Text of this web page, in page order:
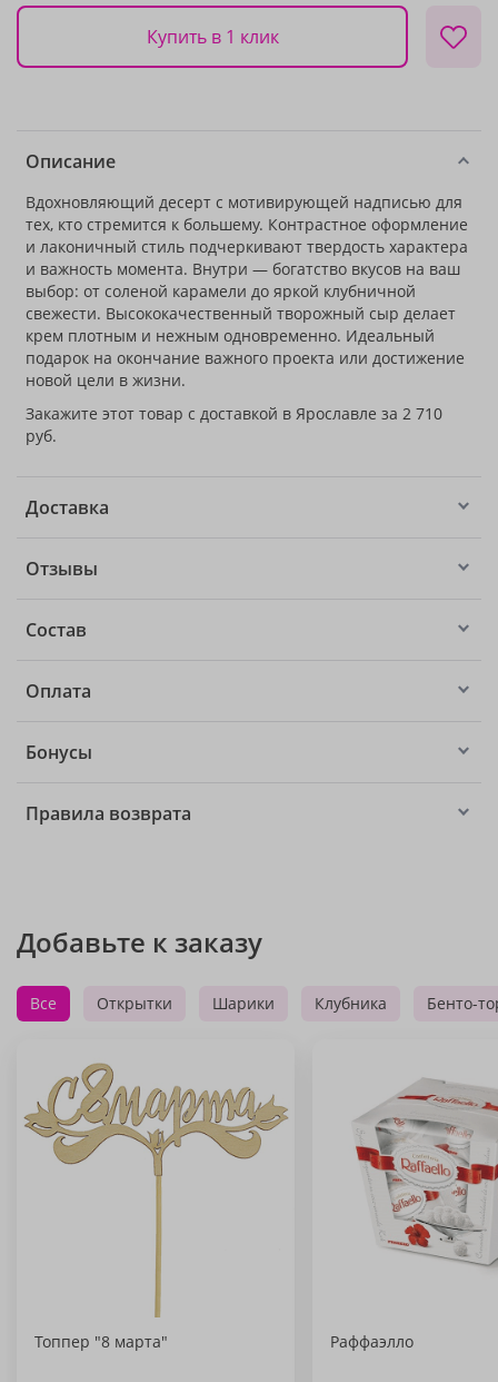
Купить в 1 клик
Описание
Вдохновляющий десерт с мотивирующей надписью для
тех, кто стремится к большему. Контрастное оформление
и лаконичный стиль подчеркивают твердость характера
и важность момента. Внутри — богатство вкусов на ваш
выбор: от соленой карамели до яркой клубничной
свежести. Высококачественный творожный сыр делает
крем плотным и нежным одновременно. Идеальный
подарок на окончание важного проекта или достижение
новой цели в жизни.
Закажите этот товар с доставкой в Ярославле за 2 710
руб.
Доставка
Отзывы
Состав
Оплата
Бонусы
Правила возврата
Добавьте к заказу
Все Открытки Шарики Клубника Бенто-
Топпер "8 марта" Раффаэлло